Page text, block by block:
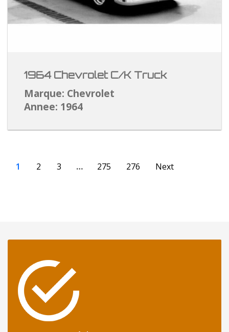
1964 Chevrolet C/K Truck
Marque: Chevrolet
Annee: 1964
1 2 3 … 275 276 Next